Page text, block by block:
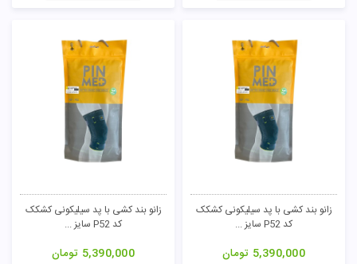
زانو بند کشی با پد سیلیکونی کشکک
کد P52 سایز ...
5,390,000 تومان
زانو بند کشی با پد سیلیکونی کشکک
کد P52 سایز ...
5,390,000 تومان